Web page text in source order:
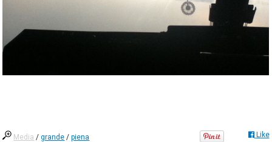
Media /grande /piena Like